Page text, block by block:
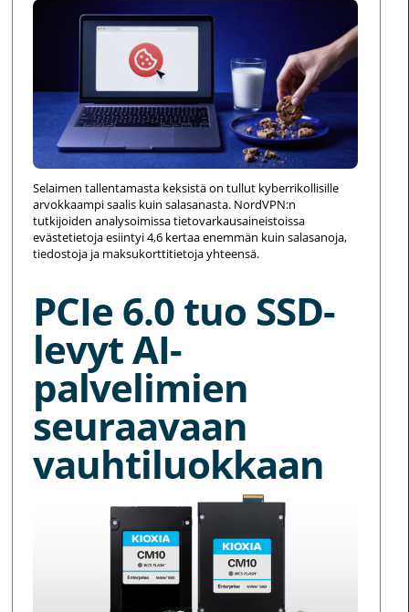
Selaimen tallentamasta keksistä on tullut kyberrikollisille
arvokkaampi saalis kuin salasanasta. NordVPN:n
tutkijoiden analysoimissa tietovarkausaineistoissa
evästetietoja esiintyi 4,6 kertaa enemmän kuin salasanoja,
tiedostoja ja maksukorttitietoja yhteensä.
PCIe 6.0 tuo SSD-
levyt AI-
palvelimien
seuraavaan
vauhtiluokkaan